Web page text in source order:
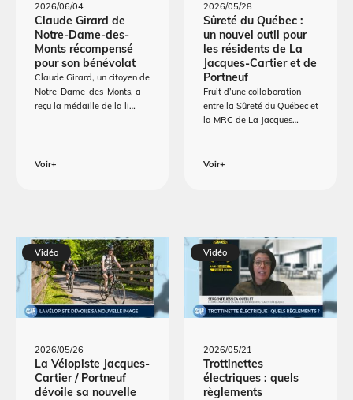
2026/06/04
Claude Girard de
Notre-Dame-des-
Monts récompensé
pour son bénévolat
Claude Girard, un citoyen de
Notre-Dame-des-Monts, a
reçu la médaille de la li…
Voir+
2026/05/28
Sûreté du Québec :
un nouvel outil pour
les résidents de La
Jacques-Cartier et de
Portneuf
Fruit d’une collaboration
entre la Sûreté du Québec et
la MRC de La Jacques…
Voir+
Vidéo
2026/05/26
La Vélopiste Jacques-
Cartier / Portneuf
dévoile sa nouvelle
Vidéo
2026/05/21
Trottinettes
électriques : quels
règlements